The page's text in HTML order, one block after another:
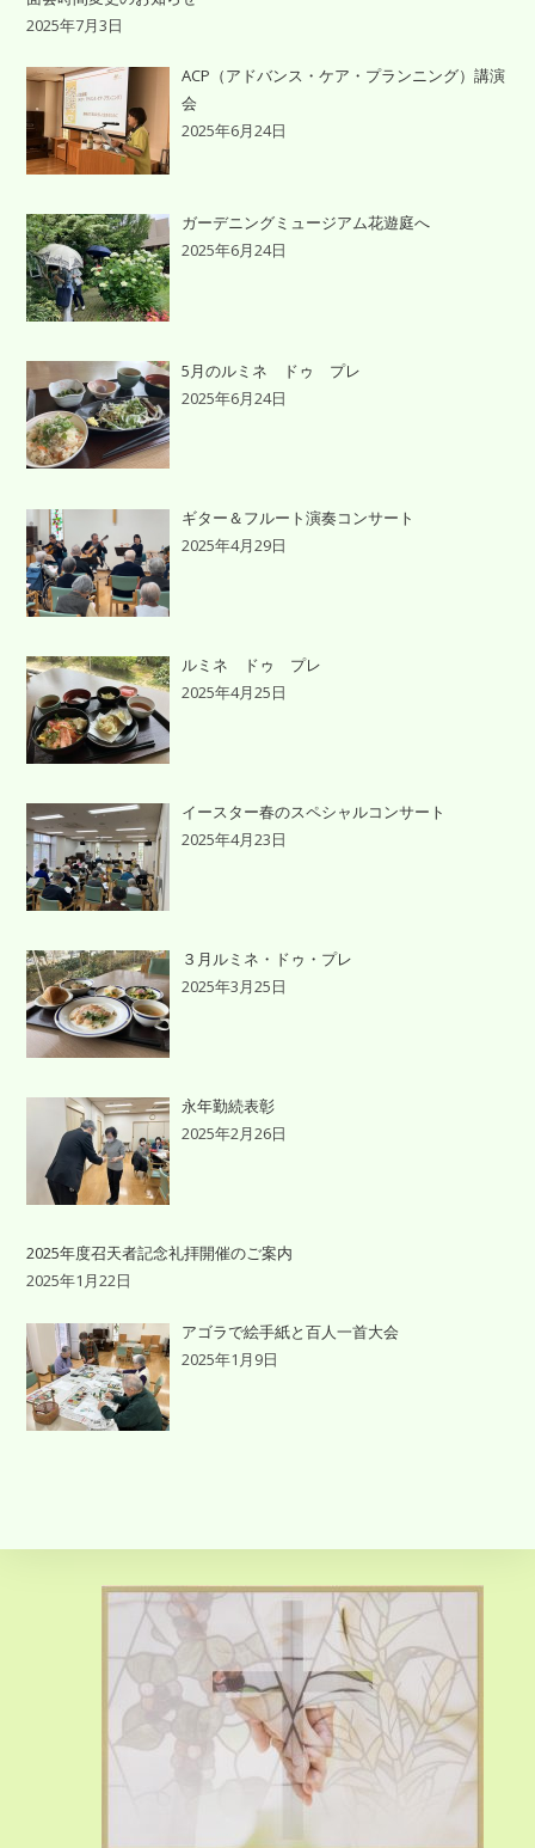
2025年7月3日
ACP（アドバンス・ケア・プランニング）講演
会
2025年6月24日
ガーデニングミュージアム花遊庭へ
2025年6月24日
5月のルミネ ドゥ プレ
2025年6月24日
ギター＆フルート演奏コンサート
2025年4月29日
ルミネ ドゥ プレ
2025年4月25日
イースター春のスペシャルコンサート
2025年4月23日
３月ルミネ・ドゥ・プレ
2025年3月25日
永年勤続表彰
2025年2月26日
2025年度召天者記念礼拝開催のご案内
2025年1月22日
アゴラで絵手紙と百人一首大会
2025年1月9日